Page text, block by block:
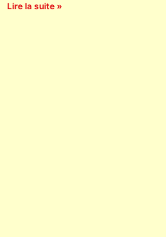
Lire la suite »